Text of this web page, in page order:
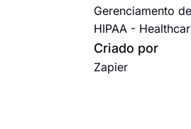
Gerenciamento
HIPAA -
Criado por
Zapier